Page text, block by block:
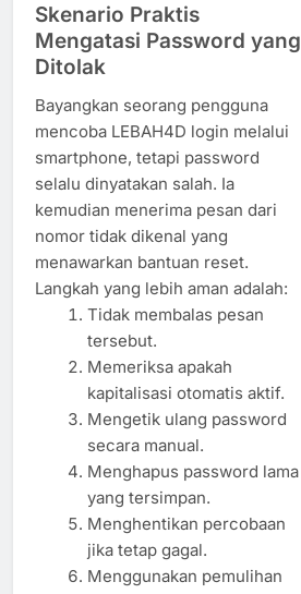
Skenario Praktis
Mengatasi Password yang
Ditolak
Bayangkan seorang pengguna
mencoba LEBAH4D login melalui
smartphone, tetapi password
selalu dinyatakan salah. Ia
kemudian menerima pesan dari
nomor tidak dikenal yang
menawarkan bantuan reset.
Langkah yang lebih aman adalah:
Tidak membalas pesan
tersebut.
Memeriksa apakah
kapitalisasi otomatis aktif.
Mengetik ulang password
secara manual.
Menghapus password lama
yang tersimpan.
Menghentikan percobaan
jika tetap gagal.
Menggunakan pemulihan